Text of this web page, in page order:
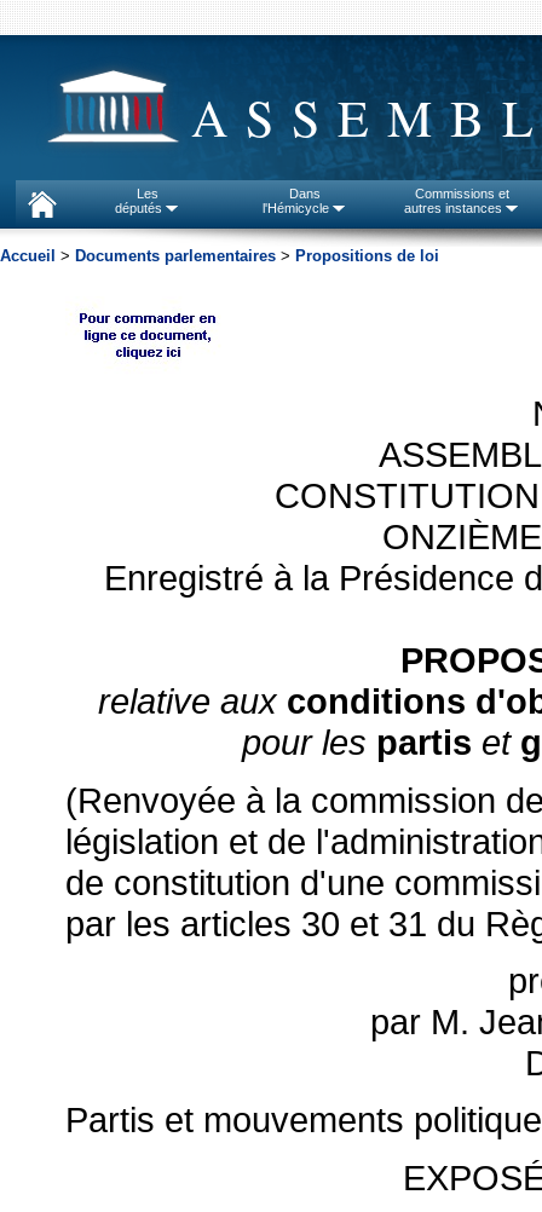
Les
députés
Dans
l'Hémicycle
Commissions et
autres instances
Accueil > Documents parlementaires > Propositions de loi
Enregistré à la Présidence
relative aux conditions
pour les partis et
(Renvoyée à la commission
législation et de
de constitution d'une
par les articles 30 et 31 du
par M.
Partis et mouvements